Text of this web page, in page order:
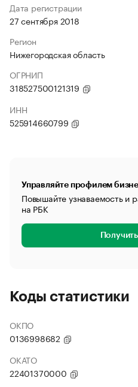
Дата регистрации
27 сентября 2018
Регион
Нижегородская область
ОГРНИП
318527500121319
ИНН
525914660799
Управляйте профилем
Повышайте узнаваемость и
на РБК
Коды статистики
ОКПО
0136998682
ОКАТО
22401370000